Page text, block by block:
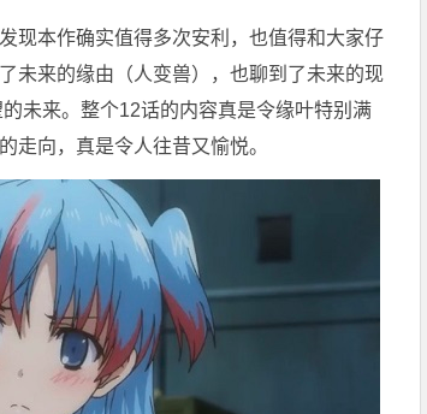
现本作确实值得多次安利，也值得和大家仔
未来的缘由（人变兽），也聊到了未来的现
未来。整个12话的内容真是令缘叶特别满
走向，真是令人往昔又愉悦。